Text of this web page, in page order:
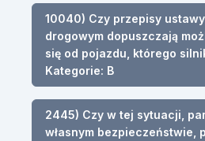
10040) Czy przepisy
drogowym dopuszczają
się od pojazdu, którego
Kategorie: B
2445) Czy w tej sytuacji,
własnym bezpieczeństwie,